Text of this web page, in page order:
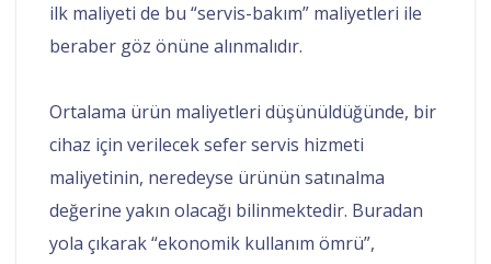
ilk maliyeti de bu “servis-bakım” maliyetleri ile
beraber göz önüne alınmalıdır.
Ortalama ürün maliyetleri düşünüldüğünde, bir
cihaz için verilecek sefer servis hizmeti
maliyetinin, neredeyse ürünün satınalma
değerine yakın olacağı bilinmektedir. Buradan
yola çıkarak “ekonomik kullanım ömrü”,